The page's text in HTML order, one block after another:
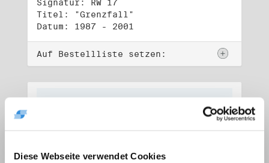
Diese Webseite verwendet Cookies
Signatur: RW 17
Titel: "Grenzfall"
Datum: 1987 - 2001
Auf Bestellliste setzen: